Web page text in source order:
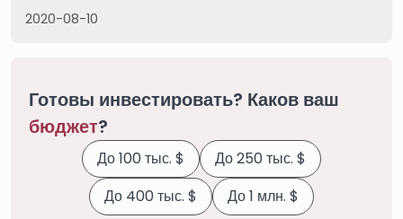
аренды в туристический сезон. Разнообразие планировок
2020-08-10
Готовы инвестировать? Каков ваш
бюджет?
До 100 тыс. $
До 250 тыс. $
До 400 тыс. $
До 1 млн. $